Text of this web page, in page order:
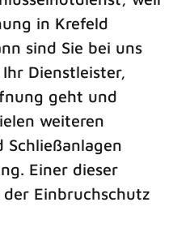
in Krefeld
sind Sie bei uns
Dienstleister,
geht und
weiteren
Schließanlagen
Einer dieser
Einbruchschutz